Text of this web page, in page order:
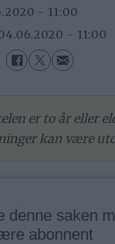
- 11:00
04.06.2020 - 11:00
er to år eller
kan være
denne saken
abonnent